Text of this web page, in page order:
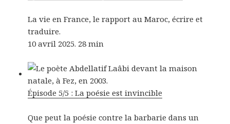
La vie en France, le rapport au Maroc, écrire et
traduire.
10 avril 2025. 28 min
Épisode 5/5 : La poésie est invincible
Que peut la poésie contre la barbarie dans un